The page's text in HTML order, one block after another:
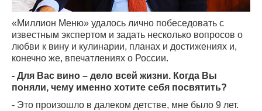
«Миллион Меню» удалось лично побеседовать с
известным экспертом и задать несколько вопросов о
любви к вину и кулинарии, планах и достижениях и,
конечно же, впечатлениях о России.
- Для Вас вино – дело всей жизни. Когда Вы
поняли, чему именно хотите себя посвятить?
- Это произошло в далеком детстве, мне было 9 лет.